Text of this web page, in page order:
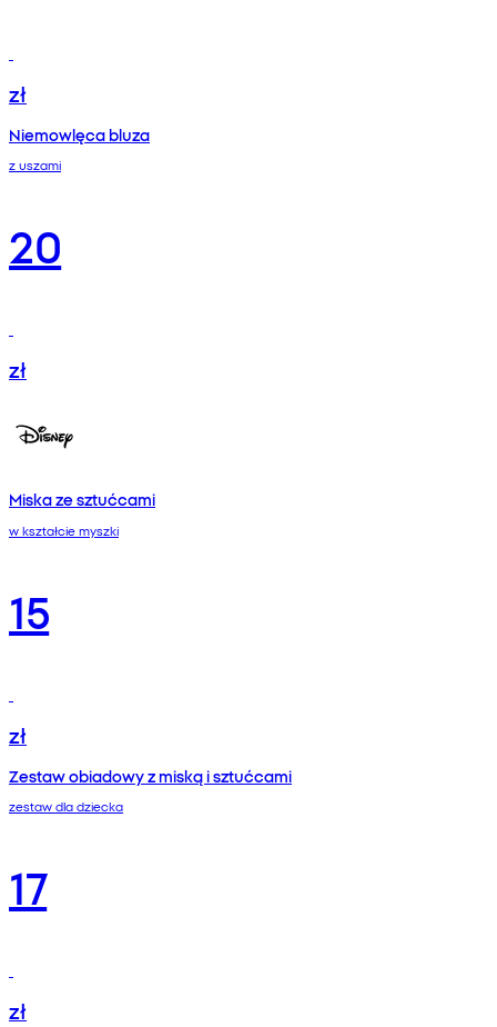
zł
Niemowlęca bluza
z uszami
20
zł
Miska ze sztućcami
w kształcie myszki
15
zł
Zestaw obiadowy z miską i sztućcami
zestaw dla dziecka
17
zł